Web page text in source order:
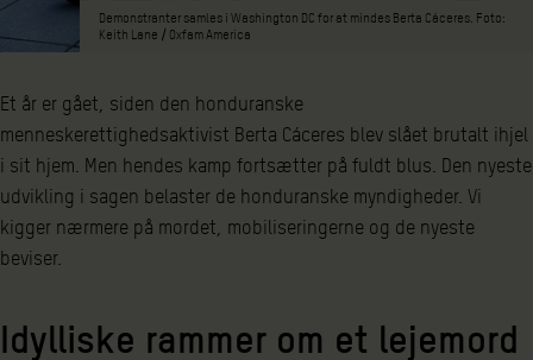
Demonstranter samles i Washington DC for at mindes Berta Cáceres. Foto:
Keith Lane / Oxfam America
Et år er gået, siden den honduranske
menneskerettighedsaktivist Berta Cáceres blev slået brutalt ihjel
i sit hjem. Men hendes kamp fortsætter på fuldt blus. Den nyeste
udvikling i sagen belaster de honduranske myndigheder. Vi
kigger nærmere på mordet, mobiliseringerne og de nyeste
beviser.
Idylliske rammer om et lejemord